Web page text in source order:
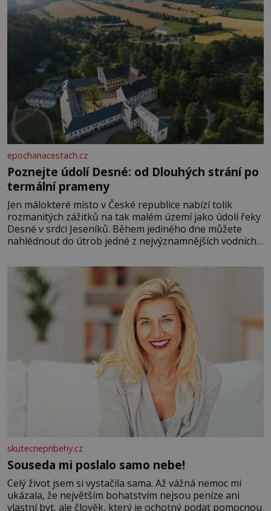
epochanacestach.cz
Poznejte údolí Desné: od Dlouhých strání po
termální prameny
Jen málokteré místo v České republice nabízí tolik
rozmanitých zážitků na tak malém území jako údolí řeky
Desné v srdci Jeseníků. Během jediného dne můžete
nahlédnout do útrob jedné z nejvýznamnějších vodních
se na koloběžce a den zakončit poznáváním památek ve
Velkých Losinách nebo v termálním
skutecnepribehy.cz
Souseda mi poslalo samo nebe!
Celý život jsem si vystačila sama. Až vážná nemoc mi
ukázala, že největším bohatstvím nejsou peníze ani
vlastní byt, ale člověk, který je ochotný podat pomocnou